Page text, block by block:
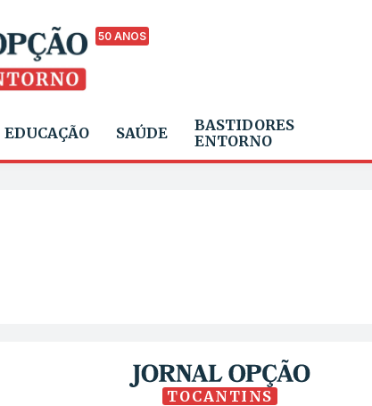
50 ANOS
EDUCAÇÃO SAÚDE
BASTIDORES
ENTORNO
TOCANTINS